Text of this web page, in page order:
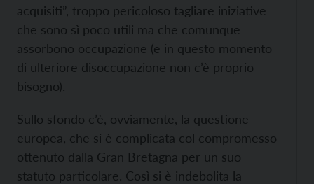
acquisiti”, troppo pericoloso tagliare iniziative
che sono sì poco utili ma che comunque
assorbono occupazione (e in questo momento
di ulteriore disoccupazione non c’è proprio
bisogno).
Sullo sfondo c’è, ovviamente, la questione
europea, che si è complicata col compromesso
ottenuto dalla Gran Bretagna per un suo
statuto particolare. Così si è indebolita la